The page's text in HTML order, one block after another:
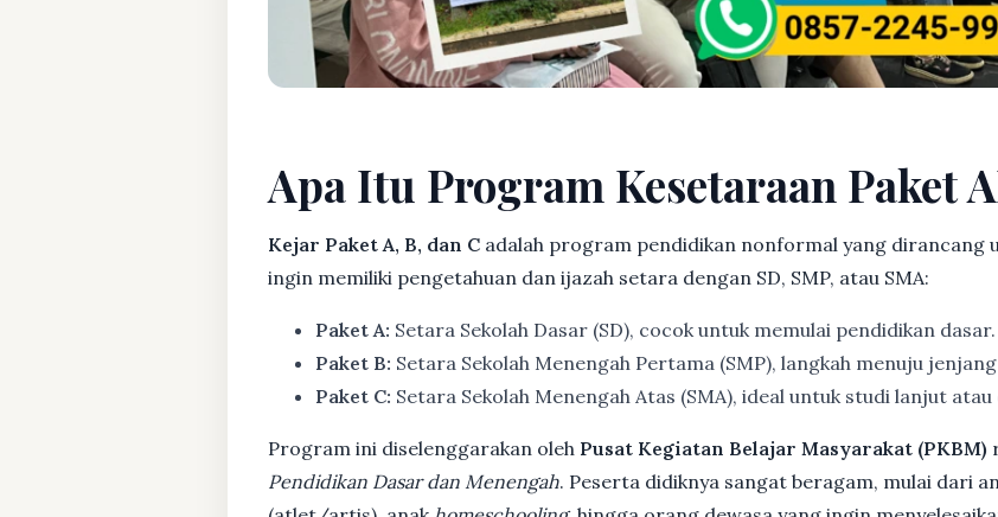
Apa Itu Program Kesetaraan Paket
Kejar Paket A, B, dan C adalah program pendidikan nonformal yang dirancang
ingin memiliki pengetahuan dan ijazah setara dengan SD, SMP, atau SMA:
Paket A: Setara Sekolah Dasar (SD), cocok untuk memulai pendidikan dasar.
Paket B: Setara Sekolah Menengah Pertama (SMP), langkah menuju
Paket C: Setara Sekolah Menengah Atas (SMA), ideal untuk studi lanjut
Program ini diselenggarakan oleh Pusat Kegiatan Belajar Masyarakat (PKBM)
Pendidikan Dasar dan Menengah. Peserta didiknya sangat beragam, mulai dari